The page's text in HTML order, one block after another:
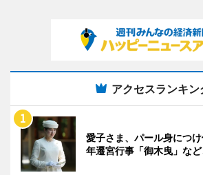
アクセスランキン
愛子さま、パール身につ
年遷宮行事「御木曳」な